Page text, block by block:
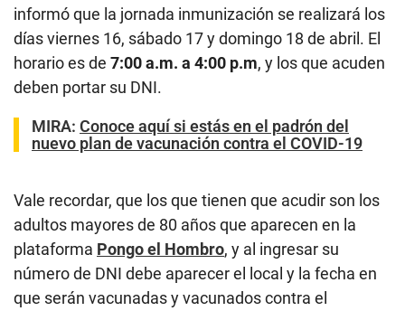
informó que la jornada inmunización se realizará los
días viernes 16, sábado 17 y domingo 18 de abril. El
horario es de 7:00 a.m. a 4:00 p.m, y los que acuden
deben portar su DNI.
MIRA: Conoce aquí si estás en el padrón del
nuevo plan de vacunación contra el COVID-19
Vale recordar, que los que tienen que acudir son los
adultos mayores de 80 años que aparecen en la
plataforma Pongo el Hombro, y al ingresar su
número de DNI debe aparecer el local y la fecha en
que serán vacunadas y vacunados contra el